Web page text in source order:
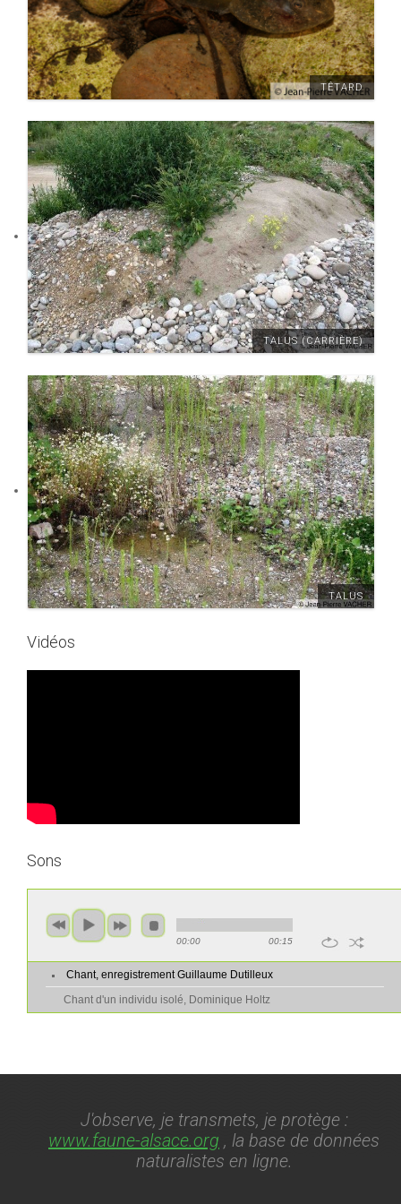
TÊTARD
TALUS (CARRIÈRE)
TALUS
Vidéos
Sons
00:00 00:15
Chant, enregistrement Guillaume Dutilleux
Chant d'un individu isolé, Dominique Holtz
J'observe, je transmets, je protège :
www.faune-alsace.org , la base de données
naturalistes en ligne.